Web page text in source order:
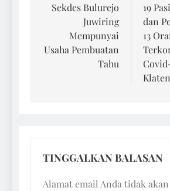
pos
Sekdes Bulurejo
Juwiring
Mempunyai
Usaha Pembuatan
Tahu
19
dan
13
Klaten
TINGGALKAN BALASAN
Alamat email Anda tidak akan